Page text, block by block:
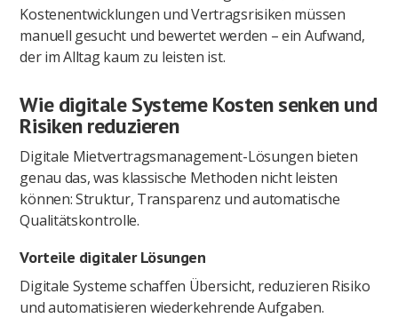
Kostenentwicklungen und Vertragsrisiken müssen
manuell gesucht und bewertet werden – ein Aufwand,
der im Alltag kaum zu leisten ist.
Wie digitale Systeme Kosten senken und
Risiken reduzieren
Digitale Mietvertragsmanagement-Lösungen bieten
genau das, was klassische Methoden nicht leisten
können: Struktur, Transparenz und automatische
Qualitätskontrolle.
Vorteile digitaler Lösungen
Digitale Systeme schaffen Übersicht, reduzieren Risiko
und automatisieren wiederkehrende Aufgaben.